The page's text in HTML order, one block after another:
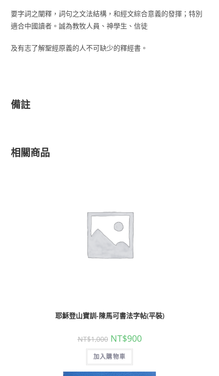
要字詞之闡釋，詞句之文法結構，和經文綜合意義的發揮；特別
適合中國讀者。誠為教牧人員、神學生、信徒
及有志了解聖經原義的人不可缺少的釋經書。
備註
相關商品
耶穌登山寶訓-陳馬可書法字帖(平裝)
NT$1,000 NT$900
加入購物車